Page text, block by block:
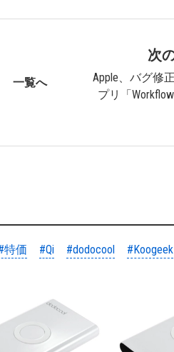
一覧へ
次
Apple、バグ修
プリ「
特価 #Qi #dodocool #Koogeek